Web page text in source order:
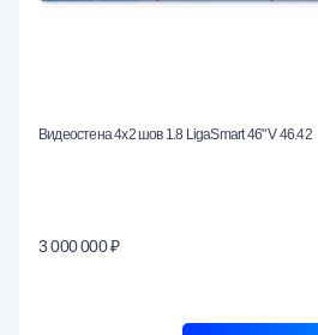
Видеостена 4x2 шов 1.8 LigaSmart 46" V 46.42
3 000 000 ₽